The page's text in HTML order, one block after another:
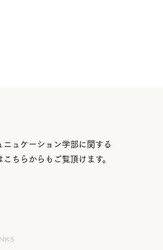
ニュケーション学部に関する
ちらからもご覧頂けます。